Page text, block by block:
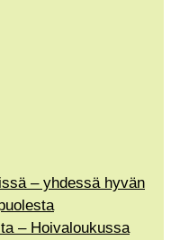
– yhdessä hyvän
– Hoivaloukussa